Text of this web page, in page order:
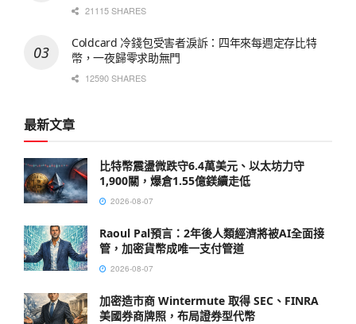
21115 SHARES
Coldcard 冷錢包受害者淚訴：四年來每週定存比特
幣，一夜歸零求助無門
12590 SHARES
最新文章
比特幣震盪微跌守6.4萬美元、以太坊力守
1,900關，爆倉1.55億鎂續走低
2026-08-07
Raoul Pal預言：2年後人類經濟將被AI全面接
管，加密貨幣成唯一支付管道
2026-08-07
加密造市商 Wintermute 取得 SEC、FINRA
美國券商牌照，布局證券型代幣